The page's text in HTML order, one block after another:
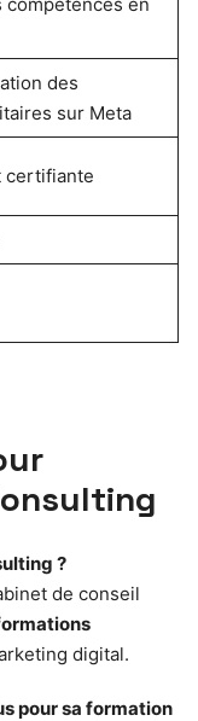
des
sur Meta
certifiante
?
de conseil
digital.
pour sa formation